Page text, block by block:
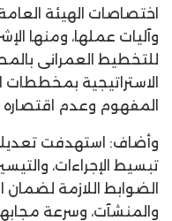
اختصاصات الهيئة
وآليات عملها، ومنها
للتخطيط العمرانى
الاستراتيجية بمخططات
المفهوم وعدم
وأضاف: استهدفت
تبسيط الإجراءات،
الضوابط اللازمة لضمان
والمنشآت، وسرعة